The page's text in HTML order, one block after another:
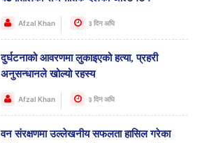
Afzal Khan ३ दिन अघि
दुर्घटनाको आवरणमा लुकाइएको हत्या, प्रहरी
अनुसन्धानले खोल्यो रहस्य
Afzal Khan ३ दिन अघि
वन संरक्षणमा उल्लेखनीय सफलता हासिल गरेका